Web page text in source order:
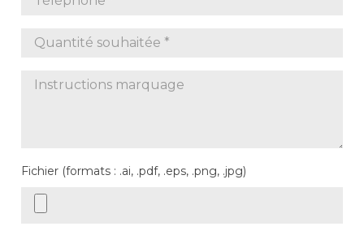
Fichier (formats : .ai, .pdf, .eps, .png, .jpg)